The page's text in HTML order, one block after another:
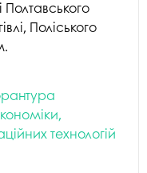
Поліського
технологій